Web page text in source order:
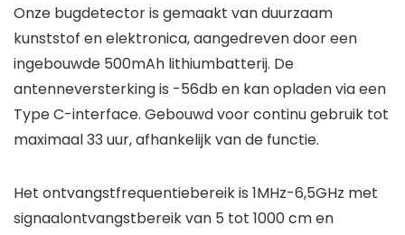
Onze bugdetector is gemaakt van duurzaam
kunststof en elektronica, aangedreven door een
ingebouwde 500mAh lithiumbatterij. De
antenneversterking is -56db en kan opladen via een
Type C-interface. Gebouwd voor continu gebruik tot
maximaal 33 uur, afhankelijk van de functie.
Het ontvangstfrequentiebereik is 1MHz-6,5GHz met
signaalontvangstbereik van 5 tot 1000 cm en